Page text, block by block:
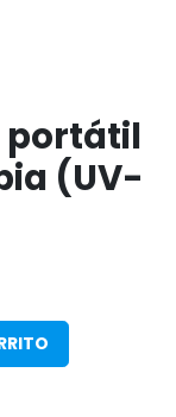
portátil
(UV-